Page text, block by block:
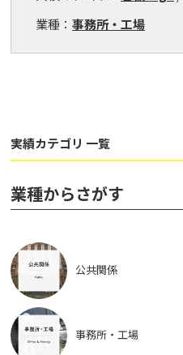
業種： 事務所・工場
実績カテゴリ 一覧
業種からさがす
公共関係
事務所・工場